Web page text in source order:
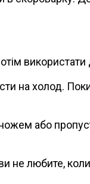
використати
на холод.
або
любите,